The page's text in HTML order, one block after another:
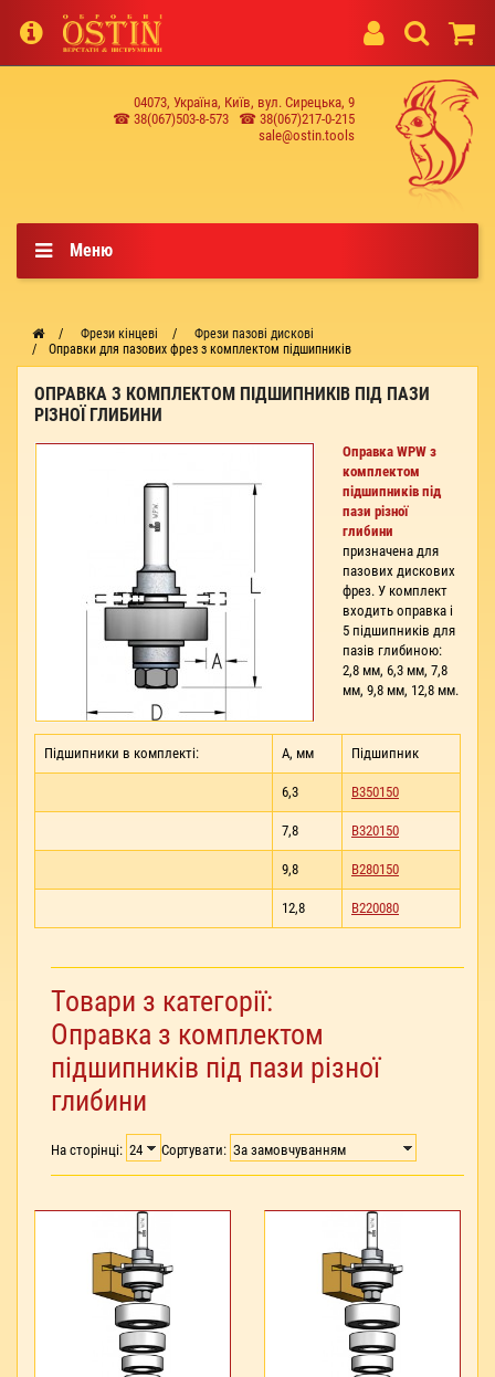
04073, Україна, Київ, вул. Сирецька, 9
☎ 38(067)503-8-573
☎ 38(067)217-0-215
sale@ostin.tools
Меню
Фрези кінцеві
Фрези пазові дискові
Оправки для пазових фрез з комплектом підшипників
ОПРАВКА З КОМПЛЕКТОМ ПІДШИПНИКІВ ПІД ПАЗИ
РІЗНОЇ ГЛИБИНИ
Оправка WPW з
комплектом
підшипників під
пази різної
глибини
призначена для
пазових дискових
фрез. У комплект
входить оправка і
5 підшипників для
пазів глибиною:
2,8 мм, 6,3 мм, 7,8
мм, 9,8 мм, 12,8 мм.
Підшипники в комплекті: A, мм Підшипник
6,3 B350150
7,8 B320150
9,8 B280150
12,8 B220080
Товари з категорії:
Оправка з комплектом
підшипників під пази різної
глибини
На сторінці: Сортувати: